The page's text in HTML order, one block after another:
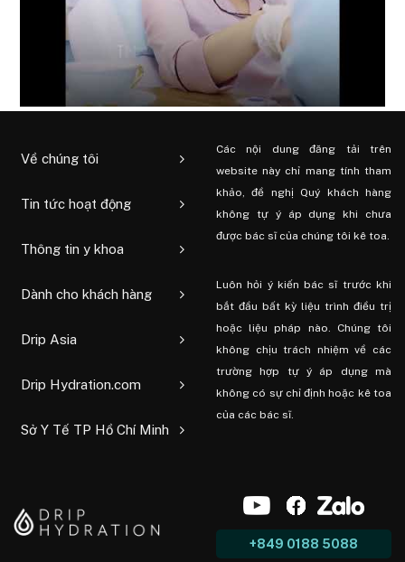
Về chúng tôi
Tin tức hoạt động
Thông tin y khoa
Dành cho khách hàng
Drip Asia
Drip Hydration.com
Sở Y Tế TP Hồ Chí Minh
Các nội dung đăng tải trên
website này chỉ mang tính tham
khảo, đề nghị Quý khách hàng
không tự ý áp dụng khi chưa
được bác sĩ của chúng tôi kê toa.
Luôn hỏi ý kiến ​​bác sĩ trước khi
bắt đầu bất kỳ liệu trình điều trị
hoặc liệu pháp nào. Chúng tôi
không chịu trách nhiệm về các
trường hợp tự ý áp dụng mà
không có sự chỉ định hoặc kê toa
của các bác sĩ.
+849 0188 5088